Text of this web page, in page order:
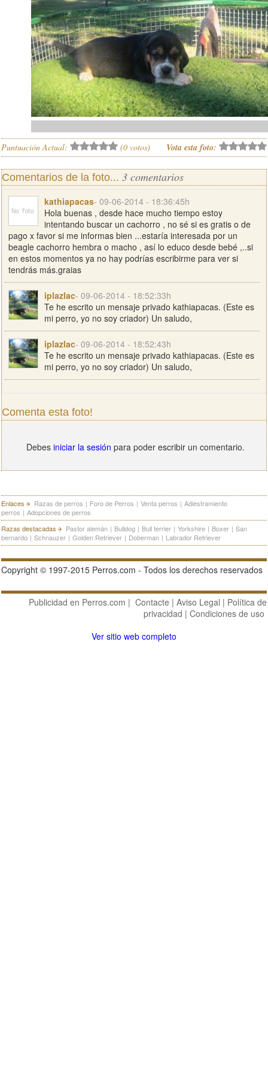
Puntuación Actual: (0 votos) Vota esta foto:
Comentarios de la foto... 3 comentarios
kathiapacas- 09-06-2014 - 18:36:45h
Hola buenas , desde hace mucho tiempo estoy
intentando buscar un cachorro , no sé si es gratis o de
pago x favor si me informas bien ...estaría interesada por un
beagle cachorro hembra o macho , así lo educo desde bebé ,..si
en estos momentos ya no hay podrías escribirme para ver si
tendrás más.graias
iplazlac- 09-06-2014 - 18:52:33h
Te he escrito un mensaje privado kathiapacas. (Este es
mi perro, yo no soy criador) Un saludo,
iplazlac- 09-06-2014 - 18:52:43h
Te he escrito un mensaje privado kathiapacas. (Este es
mi perro, yo no soy criador) Un saludo,
Comenta esta foto!
Debes iniciar la sesión para poder escribir un comentario.
Enlaces Razas de perros | Foro de Perros | Venta perros | Adiestramiento
perros | Adopciones de perros
Razas destacadas
Pastor alemán | Bulldog | Bull terrier | Yorkshire | Boxer | San
bernardo | Schnauzer | Golden Retriever | Doberman | Labrador Retriever
Copyright © 1997-2015 Perros.com - Todos los derechos reservados
Publicidad en Perros.com | Contacte | Aviso Legal | Política de
privacidad | Condiciones de uso
Ver sitio web completo